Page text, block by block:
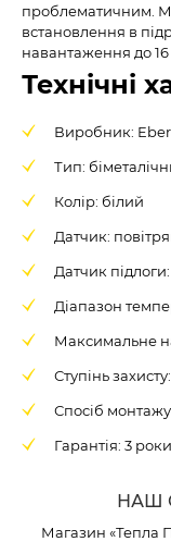
проблематичним.
встановлення в
навантаження до 16
Технічні
Виробник:
Тип:
Колір: білий
Датчик:
Датчик
Діапазон
Максимальне
Ступінь
Спосіб
Гарантія: 3 роки
НАШ
Магазин «Тепла